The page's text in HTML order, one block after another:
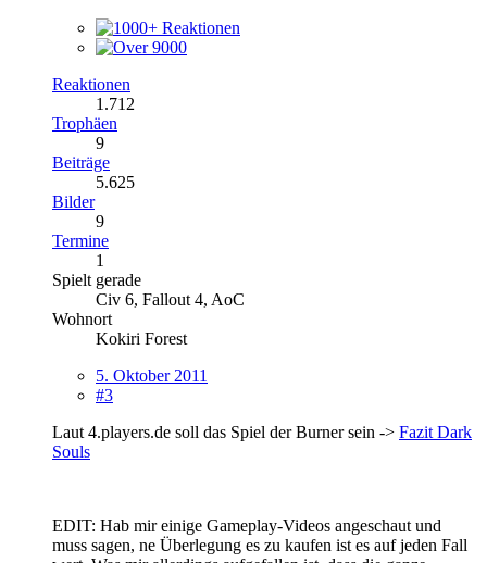
Reaktionen
1.712
Trophäen
9
Beiträge
5.625
Bilder
9
Termine
1
Spielt gerade
Civ 6, Fallout 4, AoC
Wohnort
Kokiri Forest
5. Oktober 2011
#3
Laut 4.players.de soll das Spiel der Burner sein -> Fazit Dark
Souls
EDIT: Hab mir einige Gameplay-Videos angeschaut und
muss sagen, ne Überlegung es zu kaufen ist es auf jeden Fall